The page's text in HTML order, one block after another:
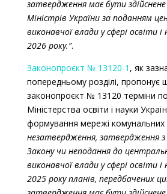
затвердження має бути
Міністрів України за поданням
виконавчої влади у сфері освіти і
2026 року.”.
Законопроєкт № 13120-1 , як
попередньому розділі, пропонує
законопроєкт № 13120 терміни
Міністерства освіти і науки
формування мережі комунальних
незатвердження, затвердження
Закону чи неподання до
виконавчої влади у сфері освіти і
2025 року планів, передбачених